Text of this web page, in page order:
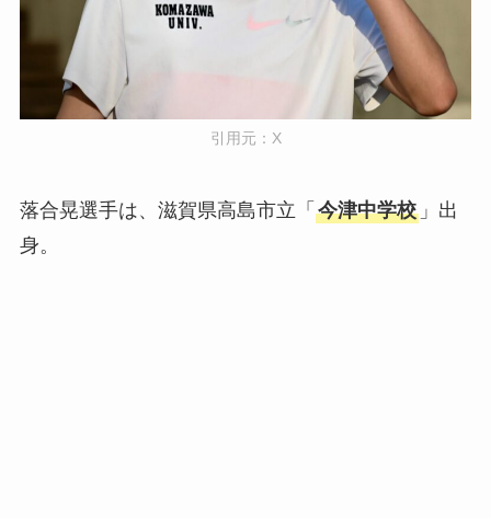
引用元： X
落合晃選手は、滋賀県高島市立「 今津中学校」出
身。